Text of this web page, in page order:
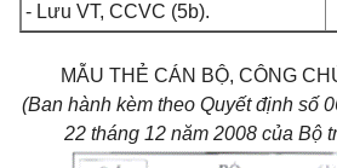
- Lưu VT, CCVC (5b).
MẪU THẺ CÁN BỘ, CÔNG
(Ban hành kèm theo Quyết định số
22 tháng 12 năm 2008 của Bộ